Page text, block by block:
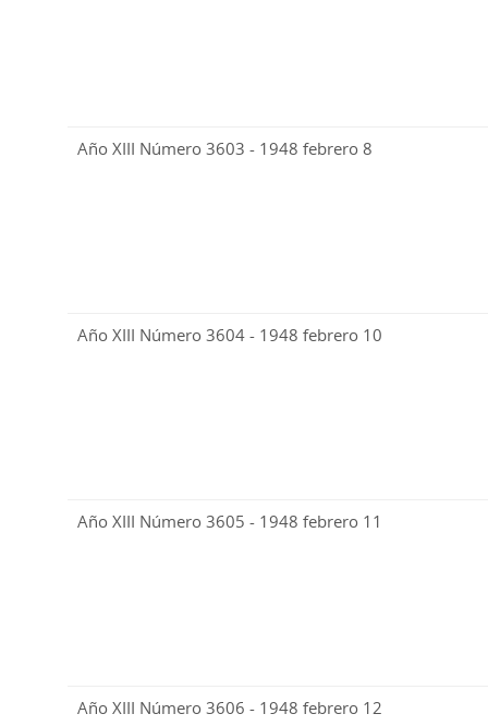
Año XIII Número 3603 - 1948 febrero 8
Año XIII Número 3604 - 1948 febrero 10
Año XIII Número 3605 - 1948 febrero 11
Año XIII Número 3606 - 1948 febrero 12